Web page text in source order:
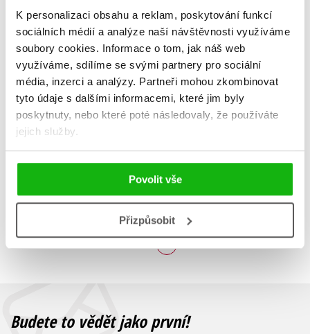
K personalizaci obsahu a reklam, poskytování funkcí
sociálních médií a analýze naší návštěvnosti využíváme
soubory cookies. Informace o tom, jak náš web
využíváme, sdílíme se svými partnery pro sociální
média, inzerci a analýzy. Partneři mohou zkombinovat
tyto údaje s dalšími informacemi, které jim byly
poskytnuty, nebo které poté následovaly, že používáte
jejich služby.
Povolit vše
Přizpůsobit
Obrazy z kulturních dějin
ruské religiozity
Martin C. Putna
359 Kč449 Kč
Do košíku
Obrazy z kulturních dějin
Střední Evropy
(audiokniha)
Martin C. Putna
239 Kč299 Kč
Zobraz záznamů
Zobrazuji 1 až 2 z celkem 2 záznamů
Budete to vědět jako první!